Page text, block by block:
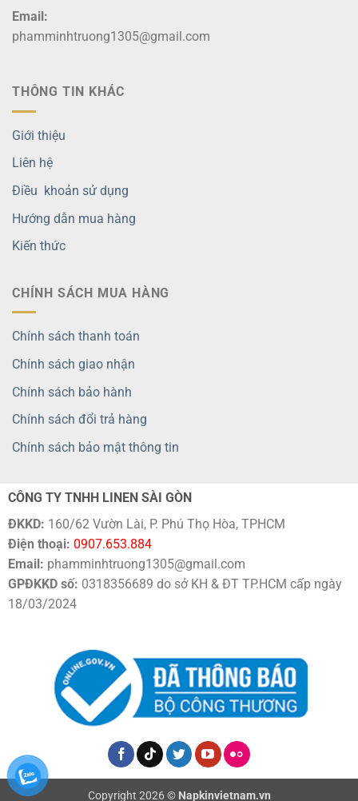
Email:
phamminhtruong1305@gmail.com
THÔNG TIN KHÁC
Giới thiệu
Liên hệ
Điều khoản sử dụng
Hướng dẫn mua hàng
Kiến thức
CHÍNH SÁCH MUA HÀNG
Chính sách thanh toán
Chính sách giao nhận
Chính sách bảo hành
Chính sách đổi trả hàng
Chính sách bảo mật thông tin
CÔNG TY TNHH LINEN SÀI GÒN
ĐKKD: 160/62 Vườn Lài, P. Phú Thọ Hòa, TPHCM
Điện thoại: 0907.653.884
Email: phamminhtruong1305@gmail.com
GPĐKKD số: 0318356689 do sở KH & ĐT TP.HCM cấp ngày
18/03/2024
Copyright 2026 © Napkinvietnam.vn